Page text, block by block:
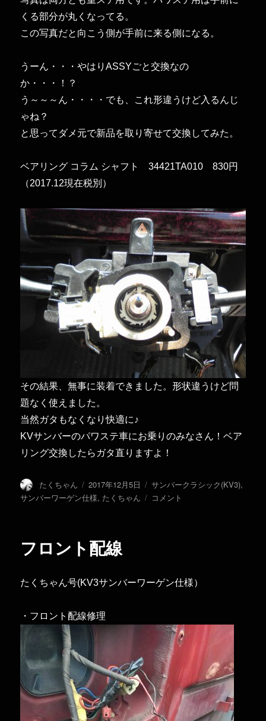
くる部分が丸くなってる。
この写真だと向こう側が手前に来る側になる。
うーん・・・やはりASSYごと交換なの
か・・・！？
う～～～ん・・・・でも、これ形違うけど入るんじ
ゃね？
と思ってダメ元で新品を取り寄せて交換してみた。
ベアリング コラム シャフト
34421TA010 830円
（2017.12現在税別）
その結果、無事に装着できました。形状違うけど問
題なく使えました。
当然ガタもなくなり快適に♪
KVサンバーのパワステ車にお乗りのみなさん！ベア
リング交換したらガタ直りますよ！
投
稿
たくちゃん
投
稿
2017年12月5日
カ
テ
サンバークラシック(KV3),
サンバーワーゲン仕様, たくちゃん
ス
ア
コメント
フロント配線
たくちゃん号(KV3サンバーワーゲン仕様）
・フロント配線修理